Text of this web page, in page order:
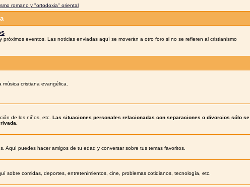
romano y "ortodoxia" oriental
próximos eventos. Las noticias enviadas aquí se moverán a otro foro si no se refieren al cristianismo
cristiana evangélica.
de los niños, etc. Las situaciones personales relacionadas con separaciones o divorcios sólo se
Aquí puedes hacer amigos de tu edad y conversar sobre tus temas favoritos.
sobre comidas, deportes, entretenimientos, cine, problemas cotidianos, tecnología, etc.